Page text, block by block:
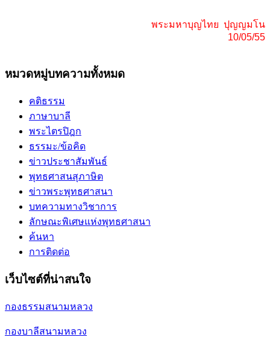
พระมหาบุญไทย ปุญญมโน
10/05/55
หมวดหมู่บทความทั้งหมด
คติธรรม
ภาษาบาลี
พระไตรปิฎก
ธรรมะ/ข้อคิด
ข่าวประชาสัมพันธ์
พุทธศาสนสุภาษิต
ข่าวพระพุทธศาสนา
บทความทางวิชาการ
ลักษณะพิเศษแห่งพุทธศาสนา
ค้นหา
การติดต่อ
เว็บไซต์ที่น่าสนใจ
กองธรรมสนามหลวง
กองบาลีสนามหลวง